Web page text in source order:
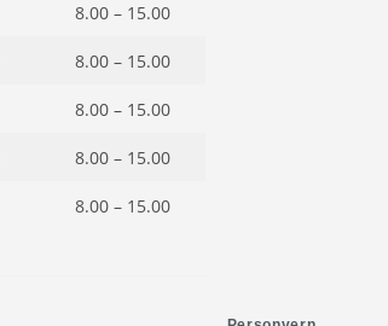
8.00 – 15.00
8.00 – 15.00
8.00 – 15.00
8.00 – 15.00
8.00 – 15.00